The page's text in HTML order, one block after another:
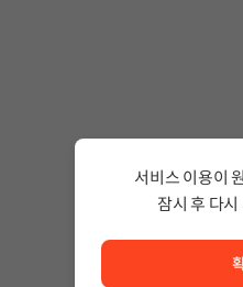
서비스 이용이
잠시 후 다